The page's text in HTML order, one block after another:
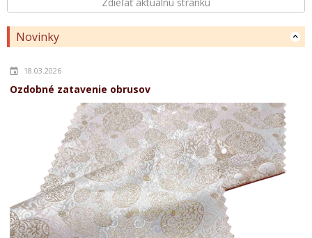
Novinky
18.03.2026
Ozdobné zatavenie obrusov